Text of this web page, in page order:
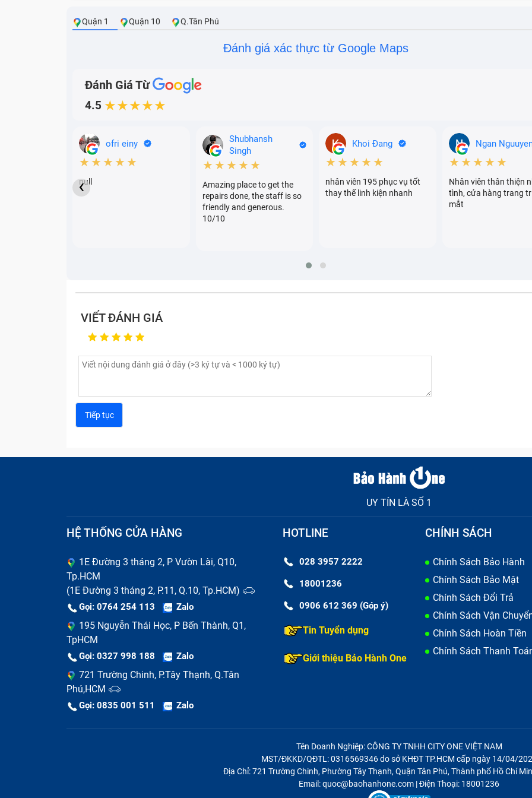
Thay pin Redmi 9 5G không chỉ là giải pháp giúp khắc phục các sự cố lỗi pin mà nó còn là một cách
nâng cao hiệu suất sử dụng cho điện thoại. Cụ thể, việc
Tăng thời lượng sử dụng
nhanh hết pin hơn. Vì vậy, khi thay pin Redmi 9 5G mới, nó sẽ giúp bạn khắc phục tình trạng này.
Pin Redmi 9 5G mới sẽ có khả năng giữ năng lượng tốt hơn, từ đó, giúp điện thoại sử dụng lâu hơn và
được chất lượng tốt nhất.
Quận 1 Quận 10 Q.Tân Phú
Đánh giá xác thực từ Google Maps
Đánh Giá Từ
4.5 ★★★★★
ofri einy
★★★★★
null
Shubhansh
Singh
★★★★★
Amazing place to get the
repairs done, the staff is so
friendly and generous.
10/10
Khoi Đang
★★★★★
nhân viên 195 phục vụ tốt
thay thế linh kiện nhanh
Ngan
★★★★★
Nhân viên thân thiện
tình, cửa hàng trang
mắt
‹
VIẾT ĐÁNH GIÁ
UY TÍN LÀ SỐ 1
HỆ THỐNG CỬA HÀNG
1E Đường 3 tháng 2, P Vườn Lài, Q10,
Tp.HCM
(1E Đường 3 tháng 2, P.11, Q.10, Tp.HCM)
Gọi: 0764 254 113 Zalo
195 Nguyễn Thái Học, P Bến Thành, Q1,
TpHCM
Gọi: 0327 998 188 Zalo
721 Trường Chinh, P.Tây Thạnh, Q.Tân
Phú,HCM
Gọi: 0835 001 511 Zalo
HOTLINE
028 3957 2222
18001236
0906 612 369 (Góp ý)
Tin Tuyển dụng
Giới thiệu Bảo Hành One
CHÍNH SÁCH
Chính Sách Bảo Hành
Chính Sách Bảo Mật
Chính Sách Đổi Trả
Chính Sách Vận
Chính Sách Hoàn Tiền
Chính Sách Thanh
Tên Doanh Nghiệp: CÔNG TY TNHH CITY ONE VIỆT NAM
MST/ĐKKD/QĐTL: 0316569346 do sở KHĐT TP.HCM cấp ngày 14/04/
Địa Chỉ: 721 Trường Chinh, Phường Tây Thạnh, Quận Tân Phú, Thành phố Hồ Chí
Email: quoc@baohanhone.com | Điện Thoại: 18001236